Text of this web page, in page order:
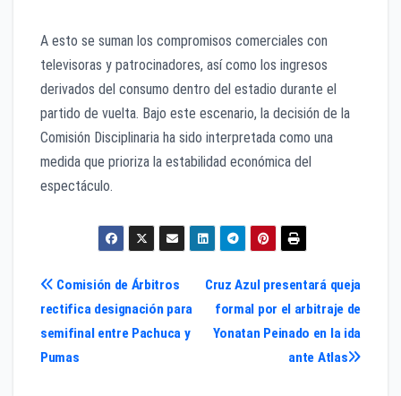
A esto se suman los compromisos comerciales con
televisoras y patrocinadores, así como los ingresos
derivados del consumo dentro del estadio durante el
partido de vuelta. Bajo este escenario, la decisión de la
Comisión Disciplinaria ha sido interpretada como una
medida que prioriza la estabilidad económica del
espectáculo.
Navegación
de
entradas
Cruz Azul presentará queja
formal por el arbitraje de
Yonatan Peinado en la ida
ante Atlas
Comisión de Árbitros
rectifica designación para
semifinal entre Pachuca y
Pumas